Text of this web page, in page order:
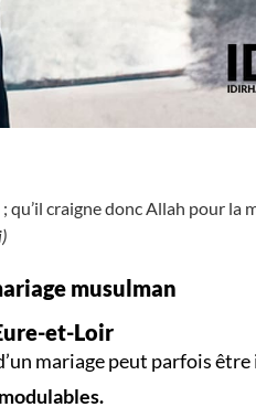
qu’il craigne donc Allah pour la
musulman
et-Loir
mariagepeut parfois